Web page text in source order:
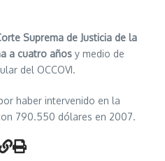
Suprema de Justicia de la
a cuatro años y medio de
del OCCOVI.
haber intervenido en la
790.550 dólares en 2007.